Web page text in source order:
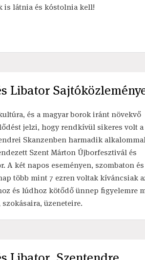
is látnia és kóstolnia kell!
Libator
és a magyar borok iránt növekvő
jelzi, hogy rendkívül sikeres volt a
Skanzenben harmadik
Szent Márton Újborfesztivál és
A két napos eseményen, szombaton és
több mint 7 ezren voltak kíváncsiak
és lúdhoz kötődő ünnep figyelemre
szokásaira, üzeneteire.